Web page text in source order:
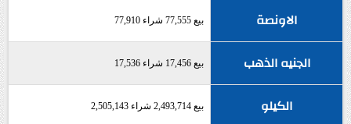
الاونصة بيع 77,555 شراء 77,910
الجنيه الذهب بيع 17,456 شراء 17,536
الكيلو بيع 2,493,714 شراء 2,505,143